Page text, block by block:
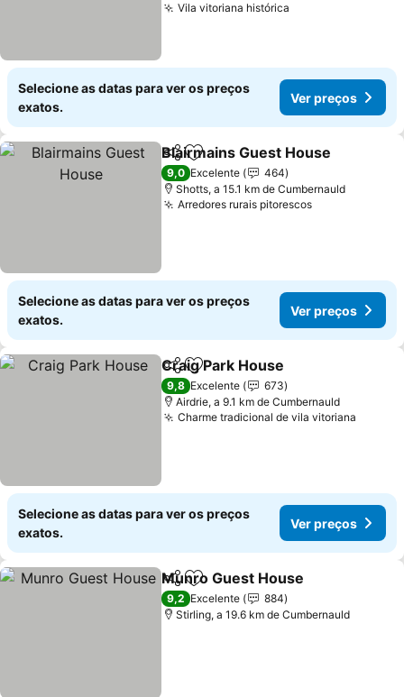
Vila vitoriana histórica
Selecione as datas para ver os preços
exatos.
Ver preços
PartilharAdicionar aos favoritos
Blairmains Guest House
9,0 Excelente
464
Shotts, a 15.1 km de Cumbernauld
Arredores rurais pitorescosVer preços
Selecione as datas para ver os preços
exatos.
Ver preços
PartilharAdicionar aos favoritos
Craig Park House
9,8 Excelente
673
Airdrie, a 9.1 km de Cumbernauld
Charme tradicional de vila vitoriana
Selecione as datas para ver os preços
exatos.
Ver preços
PartilharAdicionar aos favoritos
Munro Guest House
9,2 Excelente
884
Stirling, a 19.6 km de Cumbernauld